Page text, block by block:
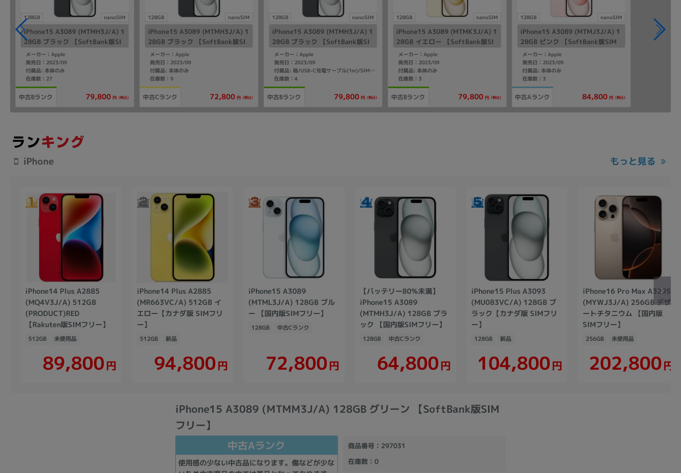
128GB nanoSIM
iPhone15 A3089 (MTMH3J/A) 1
28GB ブラック 【SoftBank版SI
Mフリー】
メーカー：Apple
発売日：2023/09
付属品: 本体のみ
在庫数：27
中古Bランク 79,800 円 (税込)
128GB nanoSIM
iPhone15 A3089 (MTMH3J/A) 1
28GB ブラック 【SoftBank版SI
Mフリー】
メーカー：Apple
発売日：2023/09
付属品: 本体のみ
在庫数：9
中古Cランク 72,800 円 (税込)
128GB nanoSIM
iPhone15 A3089 (MTMH3J/A) 1
28GB ブラック 【SoftBank版SI
Mフリー】
メーカー：Apple
発売日：2023/09
付属品: 箱/USB-C充電ケーブル(1m)/SIMカードツール/マニュアル
在庫数：4
中古Bランク 79,800 円 (税込)
128GB nanoSIM
iPhone15 A3089 (MTMK3J/A) 1
28GB イエロー 【SoftBank版SI
Mフリー】
メーカー：Apple
発売日：2023/09
付属品: 本体のみ
在庫数：3
中古Bランク 79,800 円 (税込)
128GB nanoSIM
iPhone15 A3089 (MTMJ3J/A) 1
28GB ピンク 【SoftBank版SIM
フリー】
メーカー：Apple
発売日：2023/09
付属品: 本体のみ
在庫数：3
中古Aランク 84,800 円 (税込)
iPhone もっと見る
iPhone14 Plus A2885
(MQ4V3J/A) 512GB
(PRODUCT)RED
【Rakuten版SIMフリー】
512GB 未使用品
89,800円
iPhone14 Plus A2885
(MR663VC/A) 512GB イ
エロー【カナダ版 SIMフリ
ー】
512GB 新品
94,800円
iPhone15 A3089
(MTML3J/A) 128GB ブル
ー 【国内版SIMフリー】
128GB 中古Cランク
72,800円
【バッテリー80%未満】
iPhone15 A3089
(MTMH3J/A) 128GB ブラ
ック 【国内版SIMフリー】
128GB 中古Cランク
64,800円
iPhone15 Plus A3093
(MU083VC/A) 128GB ブ
ラック【カナダ版 SIMフリ
ー】
128GB 新品
104,800円
iPhone16 Pro Max A3295
(MYWJ3J/A) 256GB デザ
ートチタニウム 【国内版
SIMフリー】
256GB 未使用品
202,800円
iPhone15 A3089 (MTMM3J/A) 128GB グリーン 【SoftBank版SIM
フリー】
中古Aランク
使用感の少ない中古品になります。傷などが少な
商品番号：297031
在庫数：0